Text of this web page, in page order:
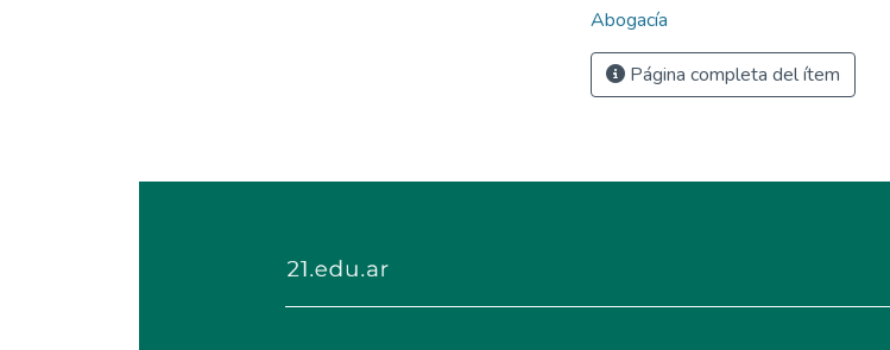
Abogacía
Página completa del ítem